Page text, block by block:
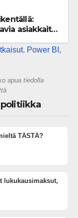
asiakkaita
apua tiedolla
politiikka
TÄSTÄ?
lukukausimaksut,